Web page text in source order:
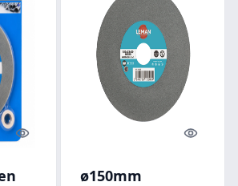
Quick look Quick
ø150mm